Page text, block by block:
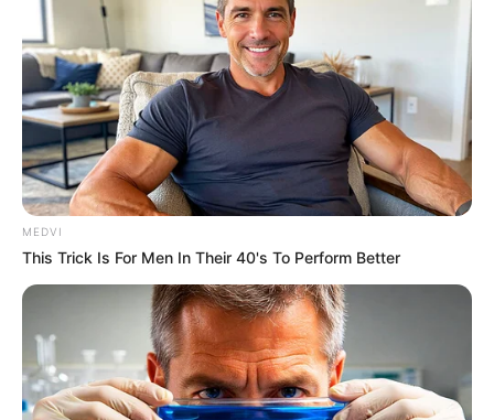
ดูดวง ตากผ้า ตากผ้าตอนกลางคืน
อย่าตากผ้าค้างคืน
อย่าตากผ้าตอนกลางคืน
อาเพศ
นักเขียน
อิสฺวาสุ
เนื้อหาที่ได้รับการโปรโมต
MEDVI
This Trick Is For Men In Their 40's To Perform Better